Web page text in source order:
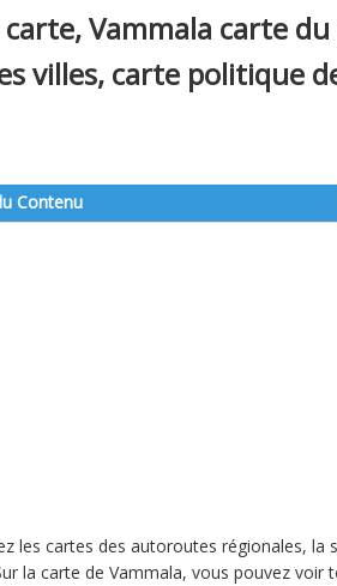
Vammala carte
villes, carte politique
Contenu
les cartes des autoroutes régionales,
la carte de Vammala, vous pouvez